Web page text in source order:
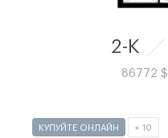
2-К
86772 $
КУПУЙТЕ ОНЛАЙН + 10